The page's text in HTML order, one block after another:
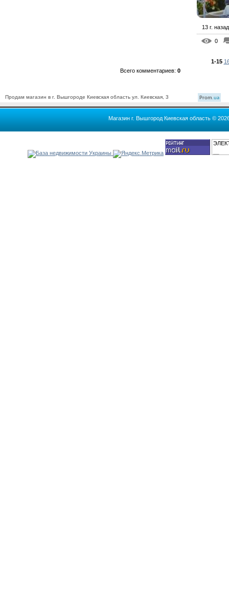
13 г. назад
0
1-15
Всего комментариев: 0
Продам магазин в г. Вышгороде Киевская область ул. Киевская, 3 Prom.ua
Магазин г. Вышгород Киевская область ©